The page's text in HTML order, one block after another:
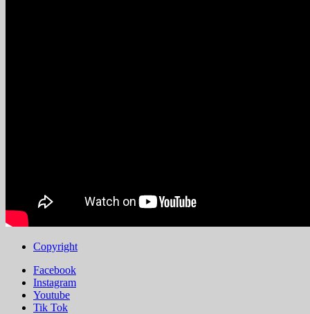
Copyright
Facebook
Instagram
Youtube
Tik Tok